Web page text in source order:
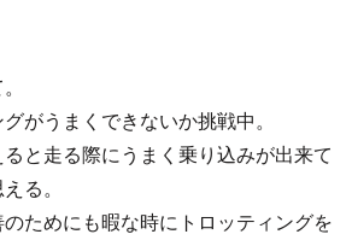
がうまくできないか挑戦中。
と走る際にうまく乗り込みが出来て
る。
ためにも暇な時にトロッティングを